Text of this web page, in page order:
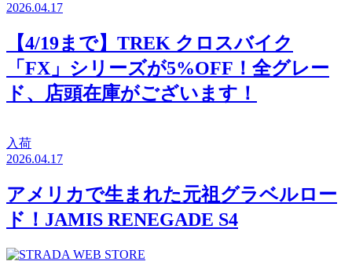
2026.04.17
【4/19まで】TREK クロスバイク
「FX」シリーズが5%OFF！全グレー
ド、店頭在庫がございます！
入荷
2026.04.17
アメリカで生まれた元祖グラベルロー
ド！JAMIS RENEGADE S4